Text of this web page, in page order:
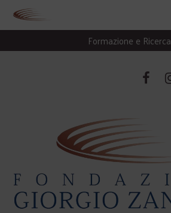
Formazione e Ricerca